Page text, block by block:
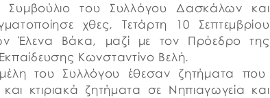
Συμβούλιο του Συλλόγου Δασκάλων και
χθες, Τετάρτη 10 Σεπτεμβρίου
Έλενα Βάκα, μαζί με τον Πρόεδρο της
Κωνσταντίνο Βελή.
του Συλλόγου έθεσαν ζητήματα που
κτιριακά ζητήματα σε Νηπιαγωγεία και